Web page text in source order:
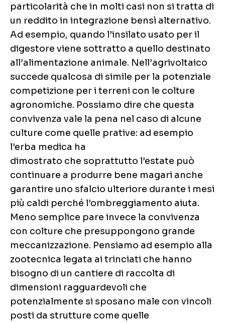
particolarità che in molti casi non si tratta di
un reddito in integrazione bensì alternativo.
Ad esempio, quando l’insilato usato per il
digestore viene sottratto a quello destinato
all’alimentazione animale. Nell’agrivoltaico
succede qualcosa di simile per la potenziale
competizione per i terreni con le colture
agronomiche. Possiamo dire che questa
convivenza vale la pena nel caso di alcune
culture come quelle prative: ad esempio
l’erba medica ha
dimostrato che soprattutto l’estate può
continuare a produrre bene magari anche
garantire uno sfalcio ulteriore durante i mesi
più caldi perché l’ombreggiamento aiuta.
Meno semplice pare invece la convivenza
con colture che presuppongono grande
meccanizzazione. Pensiamo ad esempio alla
zootecnica legata ai trinciati che hanno
bisogno di un cantiere di raccolta di
dimensioni ragguardevoli che
potenzialmente si sposano male con vincoli
posti da strutture come quelle